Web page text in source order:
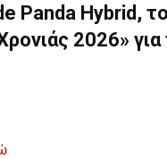
Panda Hybrid,
2026»